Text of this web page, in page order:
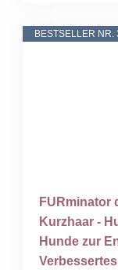
BESTSELLER NR.
FURminator
Kurzhaar -
Hunde zur